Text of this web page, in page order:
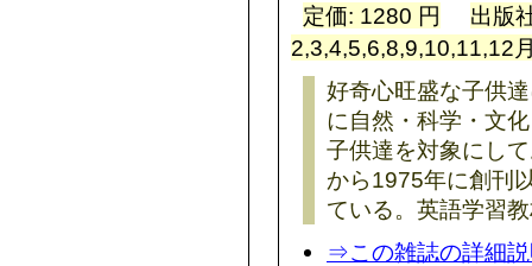
定価: 1280 円
出版
2,3,4,5,6,8,9,10,11,12
好奇心旺盛な子供
に自然・科学・文
子供達を対象にし
から1975年に創刊
ている。英語学習
⇒この雑誌の詳細